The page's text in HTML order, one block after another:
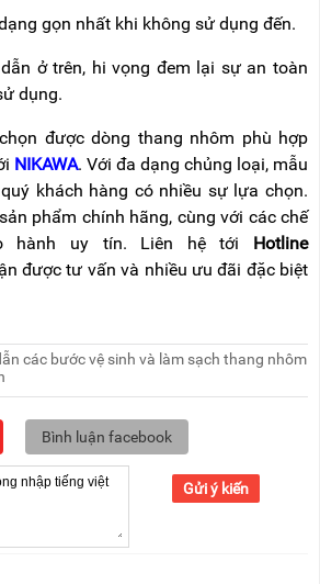
gọn nhất khi không sử dụng đến.
ở trên, hi vọng đem lại sự an toàn
dụng.
được dòng thang nhôm phù hợp
NIKAWA. Với đa dạng chủng loại, mẫu
khách hàng có nhiều sự lựa chọn.
phẩm chính hãng, cùng với các chế
hành uy tín. Liên hệ tới Hotline
được tư vấn và nhiều ưu đãi đặc biệt
các bước vệ sinh và làm sạch thang nhôm
Bình luận facebook
Gửi ý kiến